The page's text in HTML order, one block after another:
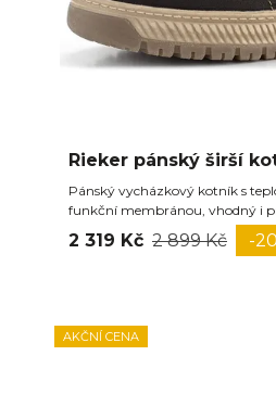
Rieker pánský širší
Pánský vycházkový kotník s
funkční membránou, vhodný i
2 319 Kč 2 899 Kč -
AKČNÍ CENA